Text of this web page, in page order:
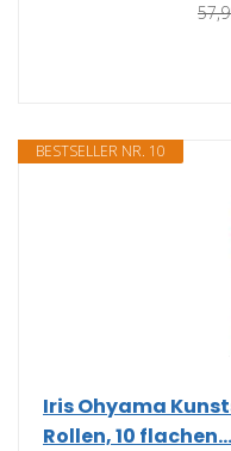
BESTSELLER NR. 10
Iris Ohyama
Rollen, 10